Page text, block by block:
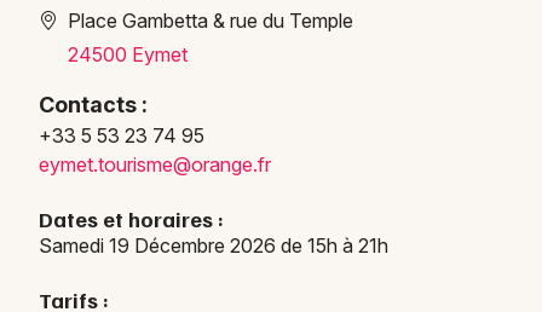
Place Gambetta & rue du Temple
24500 Eymet
Contacts :
+33 5 53 23 74 95
eymet.tourisme@orange.fr
Dates et horaires :
Samedi 19 Décembre 2026 de 15h à 21h
Tarifs :